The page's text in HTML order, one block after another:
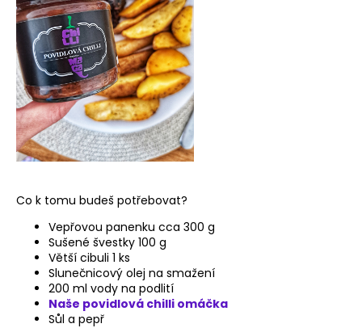
Co k tomu budeš potřebovat?
Vepřovou panenku cca 300 g
Sušené švestky 100 g
Větší cibuli 1 ks
Slunečnicový olej na smažení
200 ml vody na podlití
Naše povidlová chilli omáčka
Sůl a pepř
b
u
j
e
t
e
n
a
j
í